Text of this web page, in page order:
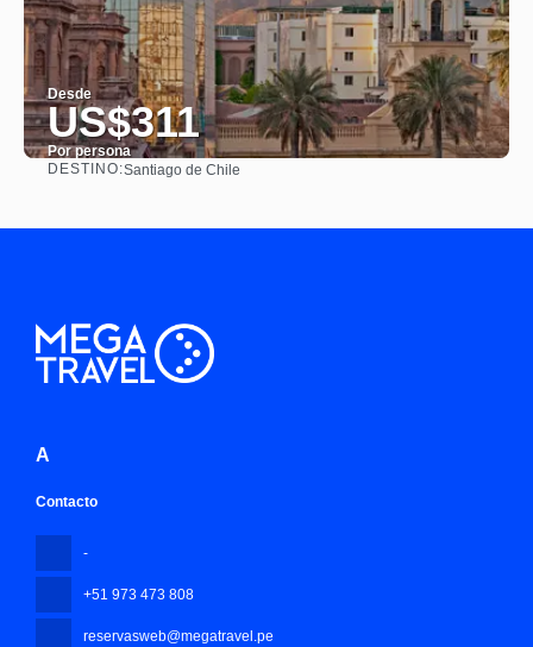
Desde
US$311
Por persona
DESTINO:Santiago de Chile
A
Contacto
-
+51 973 473 808
reservasweb@megatravel.pe